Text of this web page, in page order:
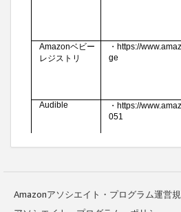
Amazonアソシエイト・プログラム運営